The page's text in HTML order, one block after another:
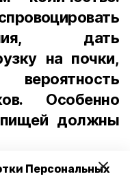
Персональных
дать
на почки,
Особенно
должны
безопасной
30-50 граммов